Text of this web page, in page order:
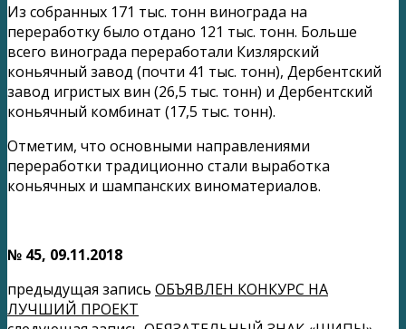
Из собранных 171 тыс. тонн винограда на
переработку было отдано 121 тыс. тонн. Больше
всего винограда переработали Кизлярский
коньячный завод (почти 41 тыс. тонн), Дербентский
завод игристых вин (26,5 тыс. тонн) и Дербентский
коньячный комбинат (17,5 тыс. тонн).
Отметим, что основными направлениями
переработки традиционно стали выработка
коньячных и шампанских виноматериалов.
№ 45, 09.11.2018
предыдущая запись ОБЪЯВЛЕН КОНКУРС НА
ЛУЧШИЙ ПРОЕКТ